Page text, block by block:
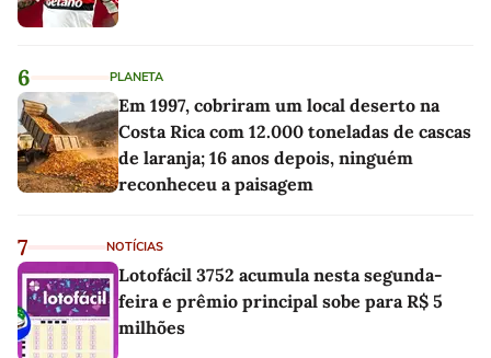
6 PLANETA
Em 1997, cobriram um local deserto na
Costa Rica com 12.000 toneladas de cascas
de laranja; 16 anos depois, ninguém
reconheceu a paisagem
7 NOTÍCIAS
Lotofácil 3752 acumula nesta segunda-
feira e prêmio principal sobe para R$ 5
milhões